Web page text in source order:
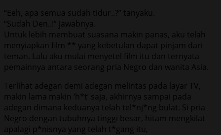
“Eeh, apa semua sudah tidur..?” tanyaku.
“Sudah Den..!” jawabnya.
Untuk lebih membuat suasana makin panas, aku telah
menyiapkan film ** yang kebetulan dapat pinjam dari
teman. Lalu aku mulai menyetel film itu dan ternyata
pemainnya antara seorang pria Negro dan wanita Asia.
Terlihat adegan demi adegan melintas pada layar TV,
makin lama makin ‘h*t’ saja, akhirnya sampai pada
adegan dimana keduanya telah tel*nj*ng bulat. Si pria
Negro dengan tubuhnya tinggi besar, hitam mengkilat
apalagi p*nisnya yang telah t*gang itu,